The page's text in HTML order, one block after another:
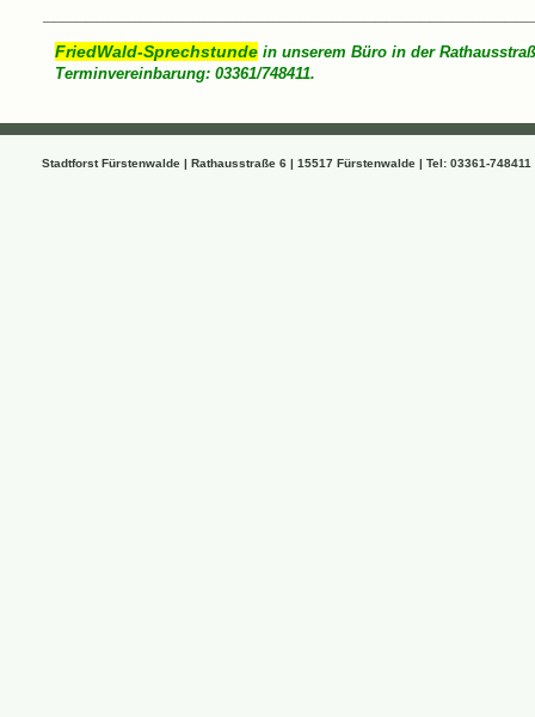
FriedWald-Sprechstunde in unserem Büro in der
Terminvereinbarung: 03361/748411.
Stadtforst Fürstenwalde | Rathausstraße 6 | 15517 Fürstenwalde | Tel: 03361-748411